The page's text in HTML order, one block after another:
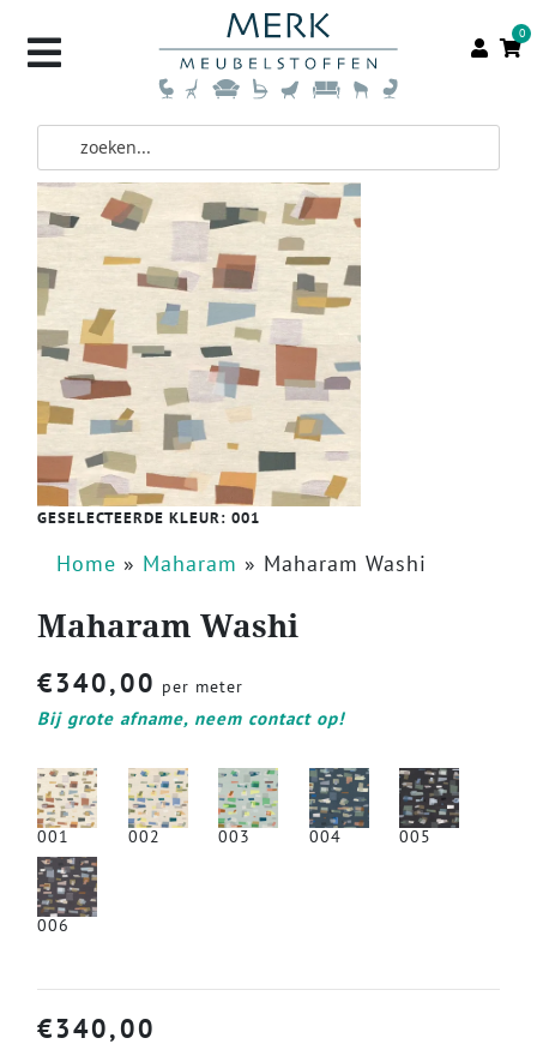
0
GESELECTEERDE KLEUR: 001
Home » Maharam » Maharam Washi
Maharam Washi
€340,00 per meter
Bij grote afname, neem contact op!
001 002 003 004 005
006
€340,00